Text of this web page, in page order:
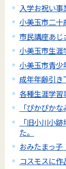
入学お祝い事
小美玉市二十
市民講座あじ
小美玉市生涯
小美玉市青少
成年年齢引き
各種生涯学
「ぴかぴか
「旧小川小
た。
おみたまっ子
コスモスに作